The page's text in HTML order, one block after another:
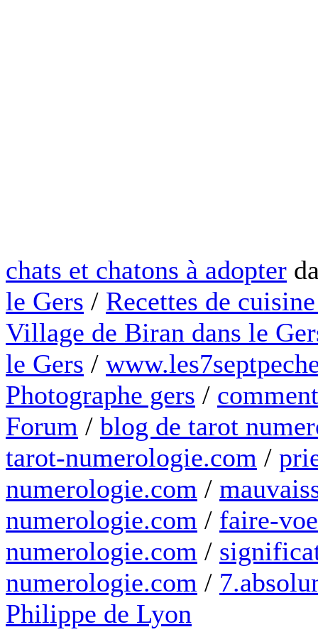
chats et chatons à adopter
le Gers / Recettes de
Village de Biran dans le
le Gers /
Photographe gers /
Forum / blog de tarot
tarot-numerologie.com /
numerologie.com /
numerologie.com / faire-
numerologie.com /
numerologie.com /
Philippe de Lyon